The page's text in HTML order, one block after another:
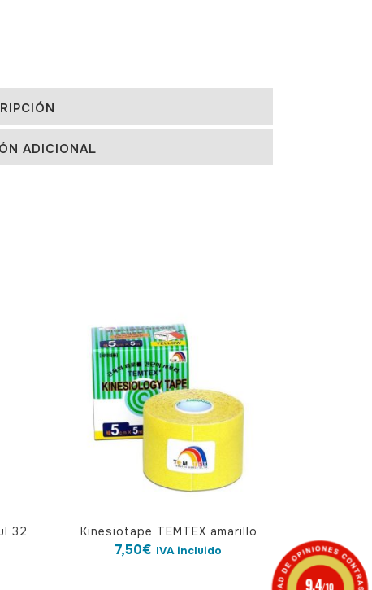
ADICIONAL
32
Kinesiotape TEMTEX amarillo
7,50€ IVA incluido
9.4/10